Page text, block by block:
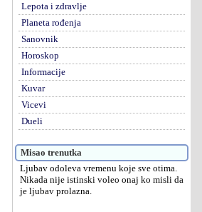
Lepota i zdravlje
Planeta rođenja
Sanovnik
Horoskop
Informacije
Kuvar
Vicevi
Dueli
Misao trenutka
Ljubav odoleva vremenu koje sve otima.
Nikada nije istinski voleo onaj ko misli da
je ljubav prolazna.